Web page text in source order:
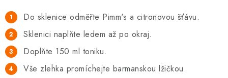
Do sklenice odměřte Pimm's a citronovou šťávu.
Sklenici naplňte ledem až po okraj.
Doplňte 150 ml toniku.
Vše zlehka promíchejte barmanskou lžičkou.